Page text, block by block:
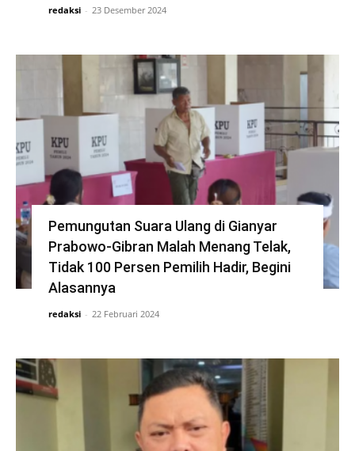
redaksi - 23 Desember 2024
Pemungutan Suara Ulang di Gianyar
Prabowo-Gibran Malah Menang Telak,
Tidak 100 Persen Pemilih Hadir, Begini
Alasannya
redaksi - 22 Februari 2024